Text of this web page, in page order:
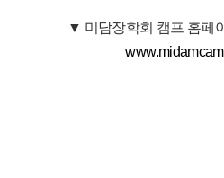
▼​ 미담장학회 캠프 홈페